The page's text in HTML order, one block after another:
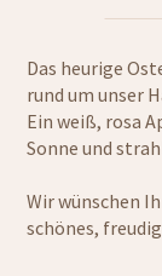
Das heurige
rund um unser
Ein weiß, rosa
Sonne und
Wir wünschen
schönes,